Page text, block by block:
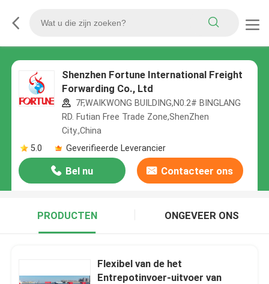
Shenzhen Fortune International Freight
Forwarding Co., Ltd
7F,WAIKWONG BUILDING,N0.2# BINGLANG
RD. Futian Free Trade Zone,ShenZhen
City.,China
5.0
Geverifieerde Leverancier
Bel nu Contacteer ons
PRODUCTEN ONGEVEER ONS
Flexibel van de het
Entrepotinvoer-uitvoer van